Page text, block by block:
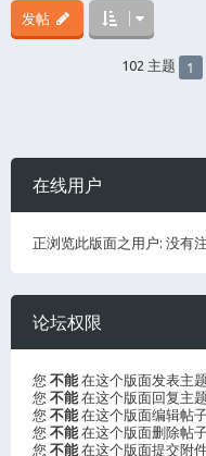
发帖
102 主题 1
在线用户
正浏览此版面之用户: 没有
论坛权限
您 不能 在这个版面发表主题
您 不能 在这个版面回复主题
您 不能 在这个版面编辑帖
您 不能 在这个版面删除帖
您 不能 在这个版面提交附